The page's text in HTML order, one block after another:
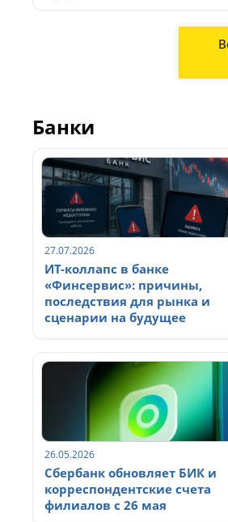
Банки
27.07.2026
ИТ-коллапс в банке
«Финсервис»: причины,
последствия для рынка и
сценарии на будущее
26.05.2026
Сбербанк обновляет БИК и
корреспондентские счета
филиалов с 26 мая